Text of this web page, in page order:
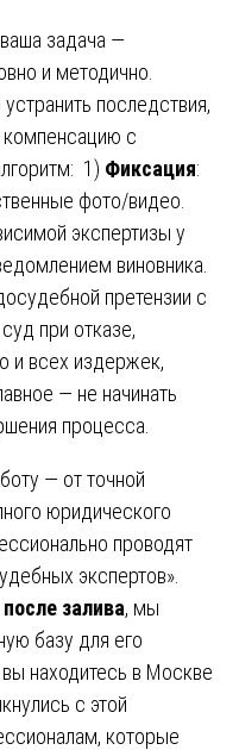
задача —
и методично.
последствия,
компенсацию с
1) Фиксация:
фото/видео.
экспертизы у
виновника.
претензии с
при отказе,
и всех издержек,
— не начинать
процесса.
— от точной
юридического
проводят
экспертов».
залива, мы
базу для его
находитесь в Москве
с этой
которые